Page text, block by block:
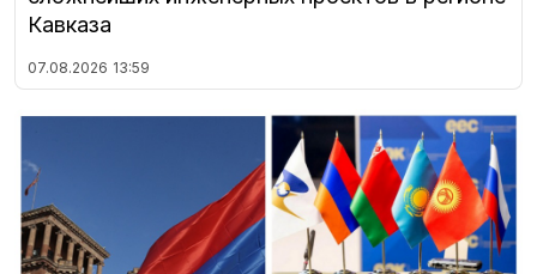
Кавказа
07.08.2026 13:59